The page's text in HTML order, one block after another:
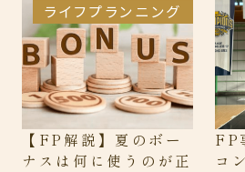
ライフプランニング
【FP解説】夏のボー
ナスは何に使うのが正
FP
コ